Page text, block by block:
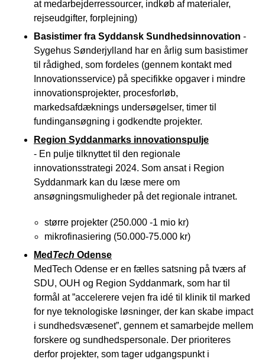
at medarbejderressourcer, indkøb af materialer,
rejseudgifter, forplejning)
Basistimer fra Syddansk Sundhedsinnovation -
Sygehus Sønderjylland har en årlig sum basistimer
til rådighed, som fordeles (gennem kontakt med
Innovationsservice) på specifikke opgaver i mindre
innovationsprojekter, procesforløb,
markedsafdæknings undersøgelser, timer til
fundingansøgning i godkendte projekter.
Region Syddanmarks innovationspulje
- En pulje tilknyttet til den regionale
innovationsstrategi 2024. Som ansat i Region
Syddanmark kan du læse mere om
ansøgningsmuligheder på det regionale intranet.
større projekter (250.000 -1 mio kr)
mikrofinasiering (50.000-75.000 kr)
Med Tech Odense
MedTech Odense er en fælles satsning på tværs af
SDU, OUH og Region Syddanmark, som har til
formål at ”accelerere vejen fra idé til klinik til marked
for nye teknologiske løsninger, der kan skabe impact
i sundhedsvæsenet”, gennem et samarbejde mellem
forskere og sundhedspersonale. Der prioriteres
derfor projekter, som tager udgangspunkt i